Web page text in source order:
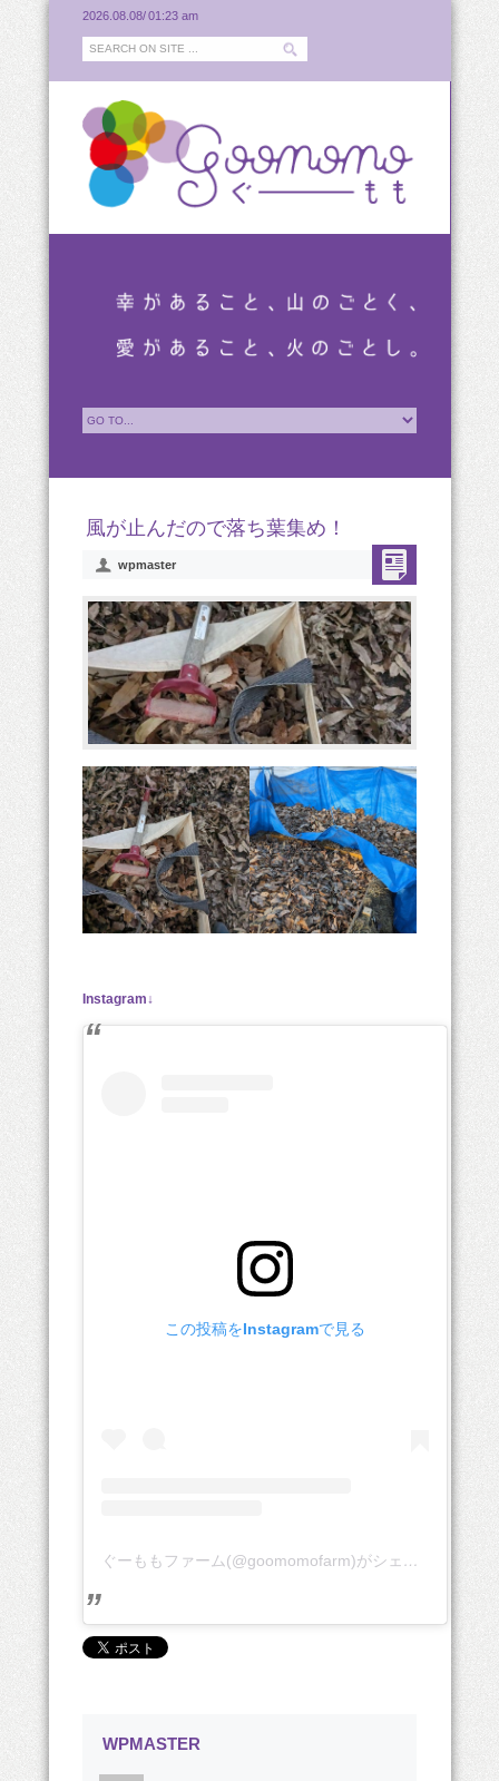
2026.08.08/01:23 am
風が止んだので落ち葉集め！
wpmaster
Instagram↓
この投稿をInstagramで見る
ぐーももファーム(@goomomofarm)がシェアした投稿
WPMASTER